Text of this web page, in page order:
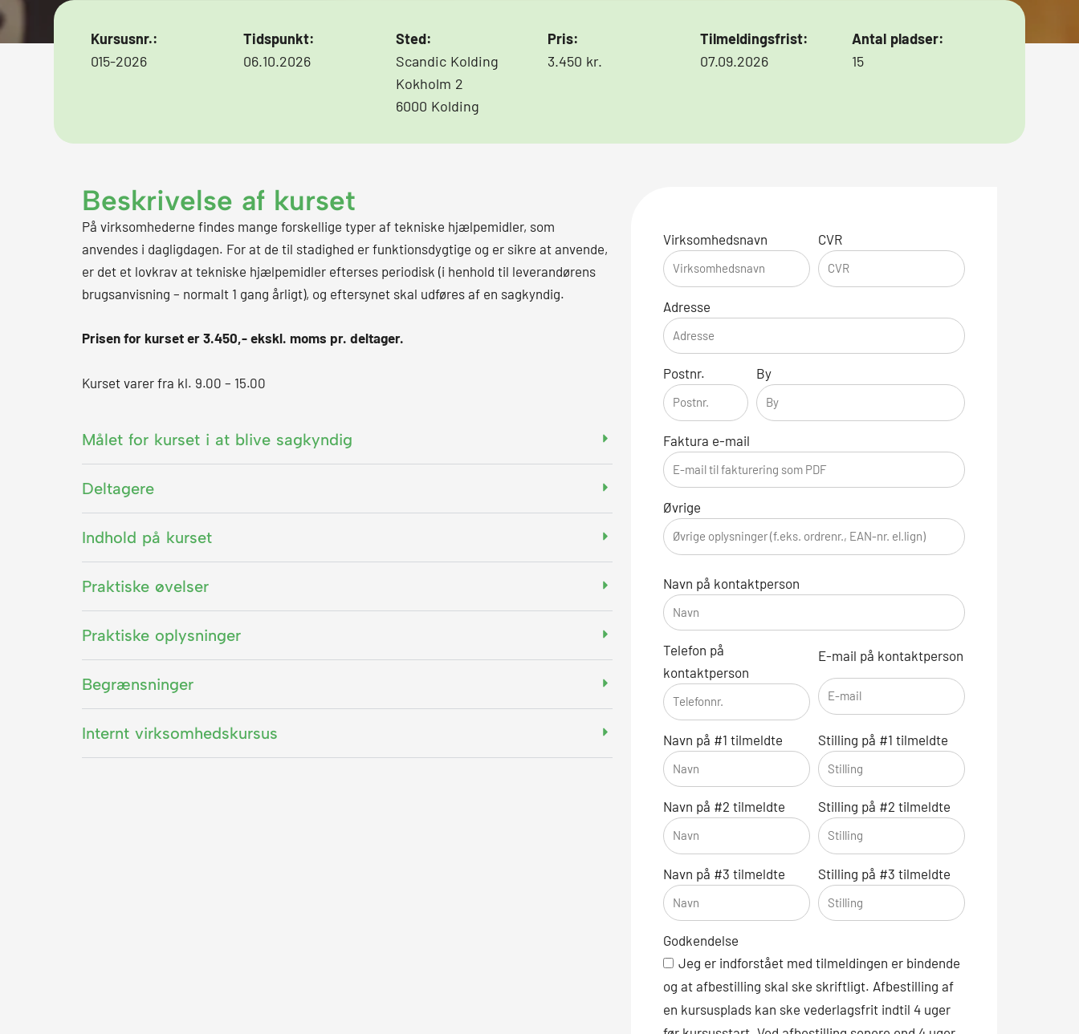
Kursusnr.:
015-2026
Tidspunkt:
06.10.2026
Sted:
Scandic Kolding
Kokholm 2
6000 Kolding
Pris:
3.450 kr.
Tilmeldingsfrist:
07.09.2026
Antal pladser:
15
Beskrivelse af kurset
På virksomhederne findes mange forskellige typer af tekniske hjælpemidler, som
anvendes i dagligdagen. For at de til stadighed er funktionsdygtige og er sikre at anvende,
er det et lovkrav at tekniske hjælpemidler efterses periodisk (i henhold til leverandørens
brugsanvisning – normalt 1 gang årligt), og eftersynet skal udføres af en sagkyndig.
Prisen for kurset er 3.450,- ekskl. moms pr. deltager.
Kurset varer fra kl. 9.00 – 15.00
Målet for kurset i at blive sagkyndig
Deltagere
Indhold på kurset
Praktiske øvelser
Praktiske oplysninger
Begrænsninger
Internt virksomhedskursus
Virksomhedsnavn CVR
Adresse
Postnr. By
Faktura e-mail
Øvrige
Navn på kontaktperson
Telefon på
kontaktperson
E-mail på kontaktperson
Navn på #1 tilmeldte Stilling på #1 tilmeldte
Navn på #2 tilmeldte Stilling på #2 tilmeldte
Navn på #3 tilmeldte Stilling på #3 tilmeldte
Godkendelse
Jeg er indforstået med tilmeldingen er bindende
og at afbestilling skal ske skriftligt. Afbestilling af
en kursusplads kan ske vederlagsfrit indtil 4 uger